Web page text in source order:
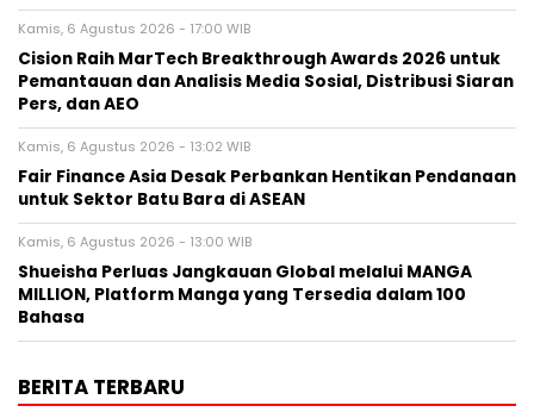
Kamis, 6 Agustus 2026 - 17:00 WIB
Cision Raih MarTech Breakthrough Awards 2026 untuk
Pemantauan dan Analisis Media Sosial, Distribusi Siaran
Pers, dan AEO
Kamis, 6 Agustus 2026 - 13:02 WIB
Fair Finance Asia Desak Perbankan Hentikan Pendanaan
untuk Sektor Batu Bara di ASEAN
Kamis, 6 Agustus 2026 - 13:00 WIB
Shueisha Perluas Jangkauan Global melalui MANGA
MILLION, Platform Manga yang Tersedia dalam 100
Bahasa
BERITA TERBARU